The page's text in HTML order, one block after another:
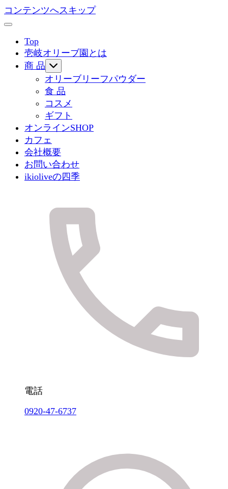
コンテンツへスキップ
Top
壱岐オリーブ園とは
商 品
オリーブリーフパウダー
食 品
コスメ
ギフト
オンラインSHOP
カフェ
会社概要
お問い合わせ
ikioliveの四季
電話
0920-47-6737